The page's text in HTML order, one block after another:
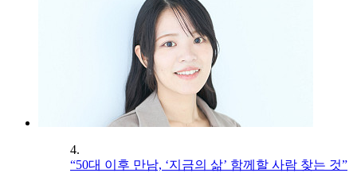
4.
“50대 이후 만남, ‘지금의 삶’ 함께할 사람 찾는 것”